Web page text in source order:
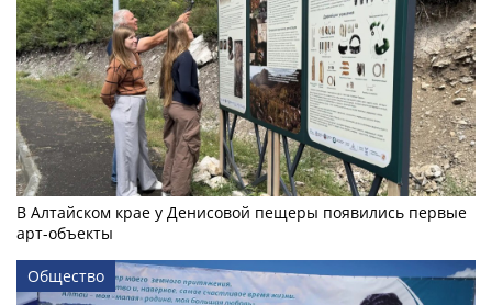
В Алтайском крае у Денисовой пещеры появились первые
арт-объекты
Общество